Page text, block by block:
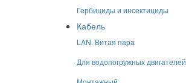
Гербициды и инсектициды
Кабель
LAN. Витая пара
Для водопогружных двигателей